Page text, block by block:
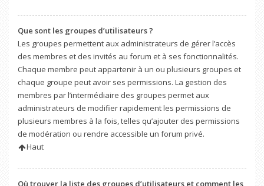
Que sont les groupes d’utilisateurs ?
Les groupes permettent aux administrateurs de gérer l’accès
des membres et des invités au forum et à ses fonctionnalités.
Chaque membre peut appartenir à un ou plusieurs groupes et
chaque groupe peut avoir ses permissions. La gestion des
membres par l’intermédiaire des groupes permet aux
administrateurs de modifier rapidement les permissions de
plusieurs membres à la fois, telles qu’ajouter des permissions
de modération ou rendre accessible un forum privé.
Haut
Où trouver la liste des groupes d’utilisateurs et comment les